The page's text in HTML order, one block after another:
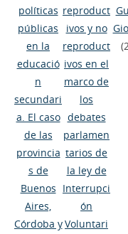
políticas
públicas
en la
educació
n
secundari
a. El caso
de las
provincia
s de
Buenos
Aires,
Córdoba y
reproduct
ivos y no
reproduct
ivos en el
marco de
los
debates
parlamen
tarios de
la ley de
Interrupci
ón
Voluntari